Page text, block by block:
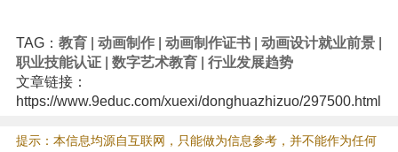
TAG： 教育| 动画制作| 动画制作证书| 动画设计就业前景|
职业技能认证| 数字艺术教育| 行业发展趋势
文章链接：
https://www.9educ.com/xuexi/donghuazhizuo/297500.html
提示：本信息均源自互联网，只能做为信息参考，并不能作为任何